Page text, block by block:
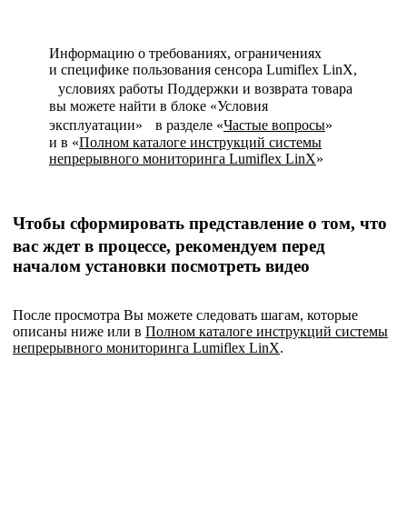
Информацию о требованиях, ограничениях
и специфике пользования сенсора Lumiflex LinX,
условиях работы Поддержки и возврата товара
вы можете найти в блоке «Условия
эксплуатации» в разделе «Частые вопросы»
и в «Полном каталоге инструкций системы
непрерывного мониторинга Lumiflex LinX»
Чтобы сформировать представление о том, что
вас ждет в процессе, рекомендуем перед
началом установки посмотреть видео
После просмотра Вы можете следовать шагам, которые
описаны ниже или в Полном каталоге инструкций системы
непрерывного мониторинга Lumiflex LinX.